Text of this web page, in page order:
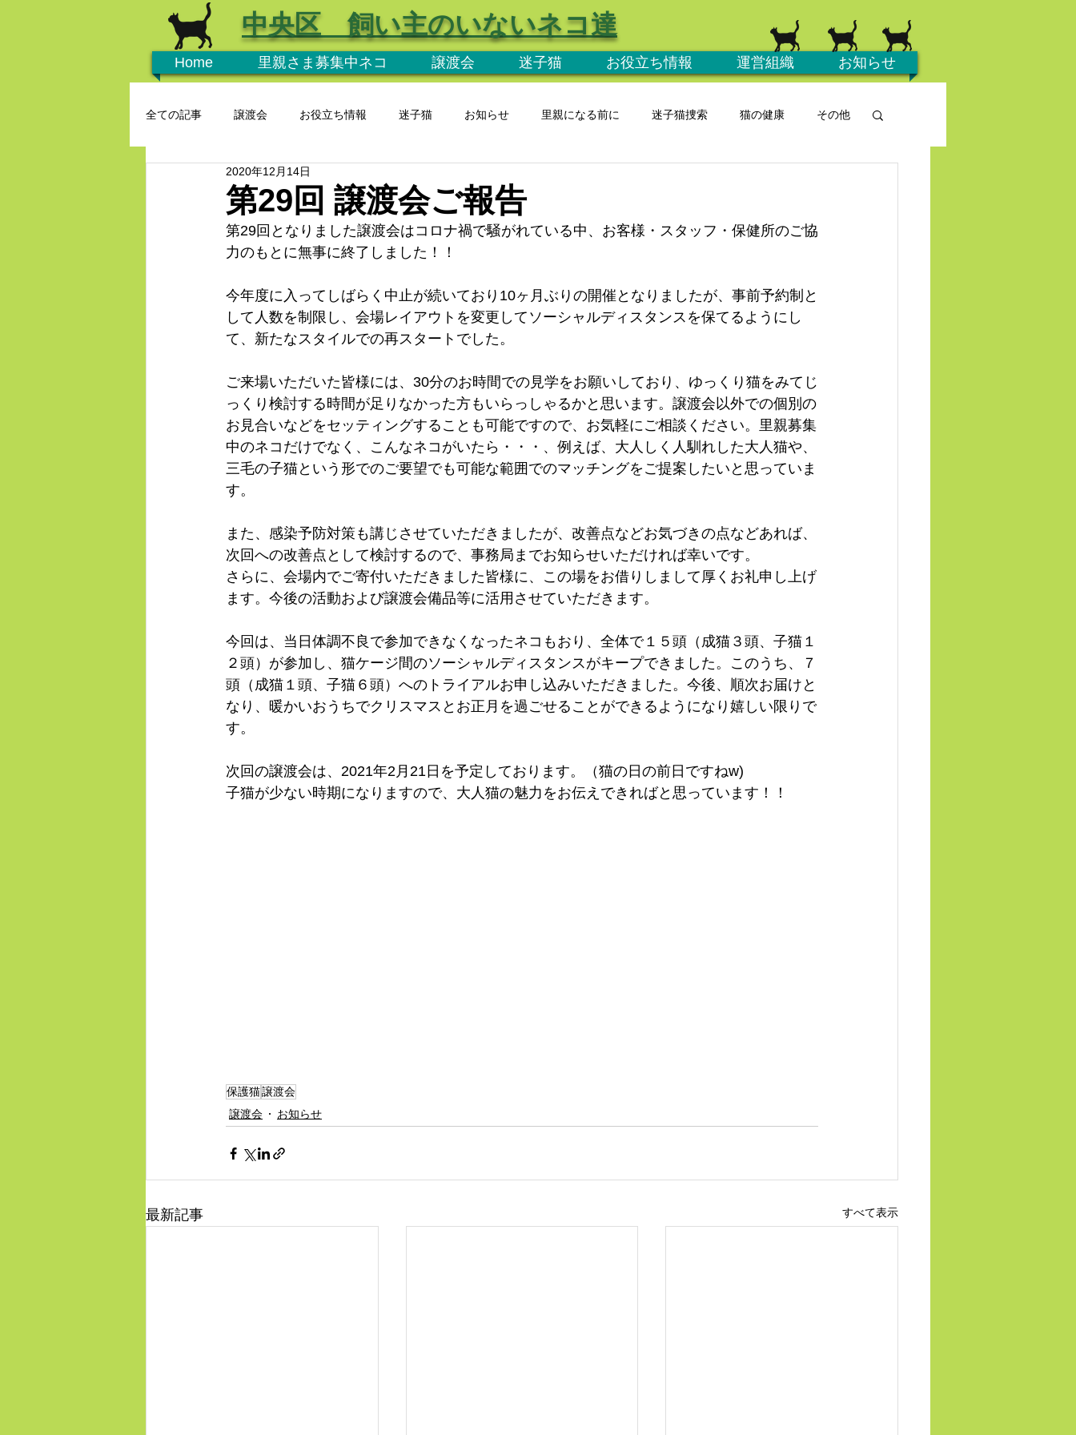
Home 里親さま募集中ネコ 譲渡会 迷子猫 お役立ち情報 運営組織 お知らせ
中央区 飼い主のいないネコ達
全ての記事 譲渡会 お役立ち情報 迷子猫 お知らせ 里親になる前に 迷子猫捜索 猫の健康 その他
第29回 譲渡会ご報告
2020年12月14日
第29回となりました譲渡会はコロナ禍で騒がれている中、お客様・スタッフ・保健所のご協
力のもとに無事に終了しました！！
今年度に入ってしばらく中止が続いており10ヶ月ぶりの開催となりましたが、事前予約制と
して人数を制限し、会場レイアウトを変更してソーシャルディスタンスを保てるようにし
て、新たなスタイルでの再スタートでした。
ご来場いただいた皆様には、30分のお時間での見学をお願いしており、ゆっくり猫をみてじ
っくり検討する時間が足りなかった方もいらっしゃるかと思います。譲渡会以外での個別の
お見合いなどをセッティングすることも可能ですので、お気軽にご相談ください。里親募集
中のネコだけでなく、こんなネコがいたら・・・、例えば、大人しく人馴れした大人猫や、
三毛の子猫という形でのご要望でも可能な範囲でのマッチングをご提案したいと思っていま
す。
また、感染予防対策も講じさせていただきましたが、改善点などお気づきの点などあれば、
次回への改善点として検討するので、事務局までお知らせいただければ幸いです。
さらに、会場内でご寄付いただきました皆様に、この場をお借りしまして厚くお礼申し上げ
ます。今後の活動および譲渡会備品等に活用させていただきます。
今回は、当日体調不良で参加できなくなったネコもおり、全体で１５頭（成猫３頭、子猫１
２頭）が参加し、猫ケージ間のソーシャルディスタンスがキープできました。このうち、７
頭（成猫１頭、子猫６頭）へのトライアルお申し込みいただきました。今後、順次お届けと
なり、暖かいおうちでクリスマスとお正月を過ごせることができるようになり嬉しい限りで
す。
次回の譲渡会は、2021年2月21日を予定しております。
（猫の日の前日ですねw)
子猫が少ない時期になりますので、大人猫の魅力をお伝えできればと思っています！！
保護猫譲渡会
譲渡会
お知らせ
最新記事 すべて表示